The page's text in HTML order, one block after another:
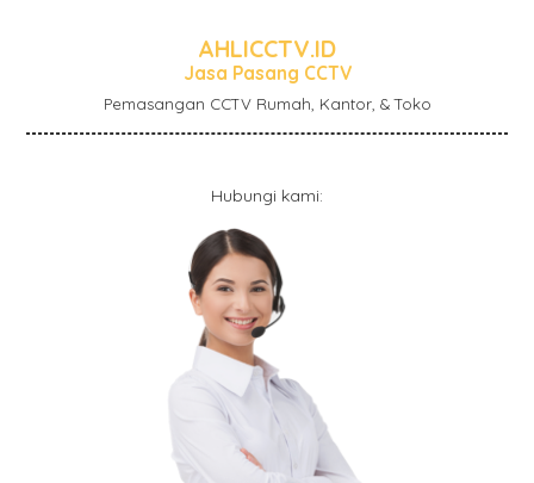
AHLICCTV.ID
Jasa Pasang CCTV
Pemasangan CCTV Rumah, Kantor, & Toko
Hubungi kami: